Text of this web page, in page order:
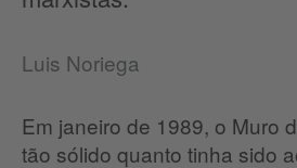
Luis Noriega
Em janeiro de 1989, o Muro
tão sólido quanto tinha sido